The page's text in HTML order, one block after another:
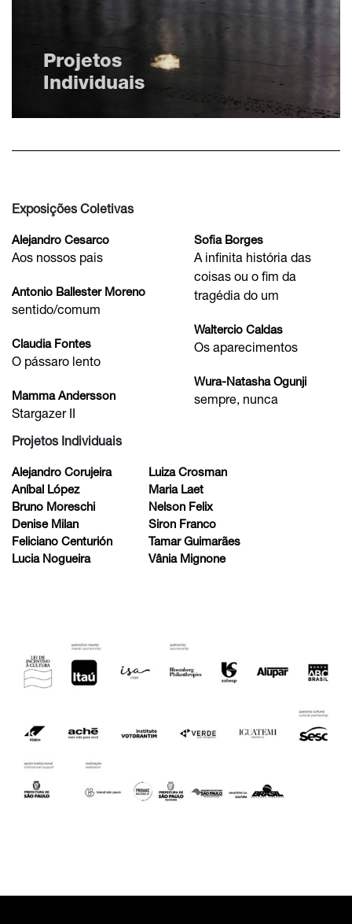
Projetos
Individuais
Exposições Coletivas
Alejandro Cesarco
Aos nossos pais
Antonio Ballester Moreno
sentido/comum
Claudia Fontes
O pássaro lento
Mamma Andersson
Stargazer II
Sofia Borges
A infinita história das
coisas ou o fim da
tragédia do um
Waltercio Caldas
Os aparecimentos
Wura-Natasha Ogunji
sempre, nunca
Projetos Individuais
Alejandro Corujeira
Aníbal López
Bruno Moreschi
Denise Milan
Feliciano Centurión
Lucia Nogueira
Luiza Crosman
Maria Laet
Nelson Felix
Siron Franco
Tamar Guimarães
Vânia Mignone